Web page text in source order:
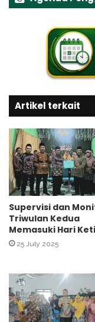
"
S
E
M
I
L
O
K
A
"
P
e
r
a
Artikel terkait
Supervisi dan
Triwulan Kedua
Memasuki Hari
25 July 2025